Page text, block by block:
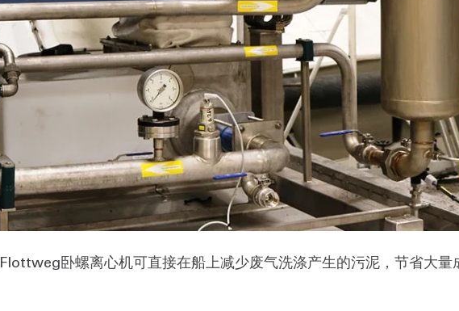
Flottweg卧螺离心机可直接在船上减少废气洗涤产生的污泥，节省大量